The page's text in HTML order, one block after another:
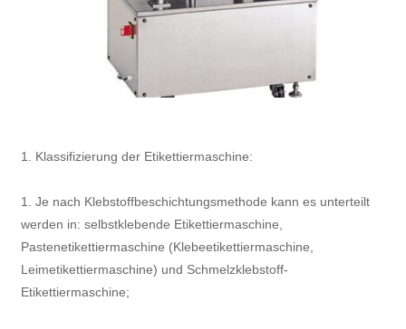
1. Klassifizierung der Etikettiermaschine:
1. Je nach Klebstoffbeschichtungsmethode kann es unterteilt
werden in: selbstklebende Etikettiermaschine,
Pastenetikettiermaschine (Klebeetikettiermaschine,
Leimetikettiermaschine) und Schmelzklebstoff-
Etikettiermaschine;